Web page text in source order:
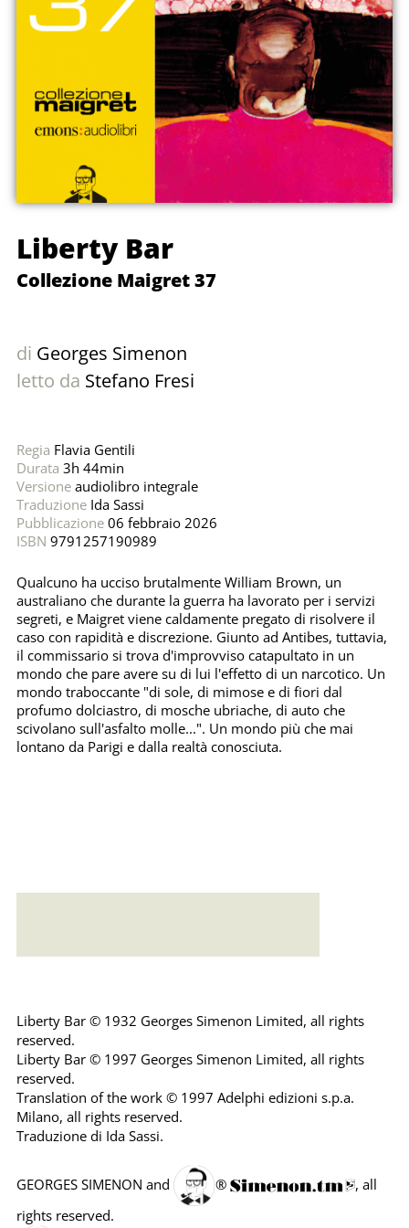
Liberty Bar
Collezione Maigret 37
di Georges Simenon
letto da Stefano Fresi
Regia Flavia Gentili
Durata 3h 44min
Versioneaudiolibro integrale
TraduzioneIda Sassi
Pubblicazione06 febbraio 2026
ISBN 9791257190989
Qualcuno ha ucciso brutalmente William Brown, un
australiano che durante la guerra ha lavorato per i servizi
segreti, e Maigret viene caldamente pregato di risolvere il
caso con rapidità e discrezione. Giunto ad Antibes, tuttavia,
il commissario si trova d'improvviso catapultato in un
mondo che pare avere su di lui l'effetto di un narcotico. Un
mondo traboccante "di sole, di mimose e di fiori dal
profumo dolciastro, di mosche ubriache, di auto che
scivolano sull'asfalto molle...". Un mondo più che mai
lontano da Parigi e dalla realtà conosciuta.
Liberty Bar © 1932 Georges Simenon Limited, all rights
reserved.
Liberty Bar © 1997 Georges Simenon Limited, all rights
reserved.
Translation of the work © 1997 Adelphi edizioni s.p.a.
Milano, all rights reserved.
Traduzione di Ida Sassi.
GEORGES SIMENON and ®
, all
rights reserved.